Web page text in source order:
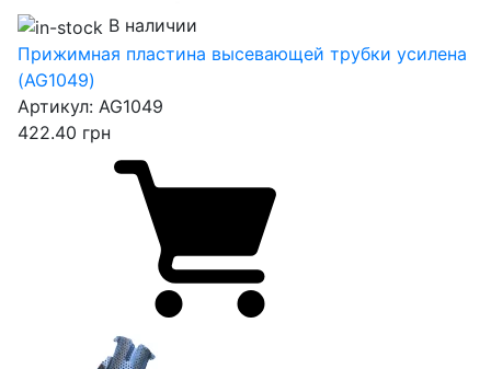
В наличии
Прижимная пластина высевающей трубки усилена
(AG1049)
Артикул: AG1049
422.40 грн